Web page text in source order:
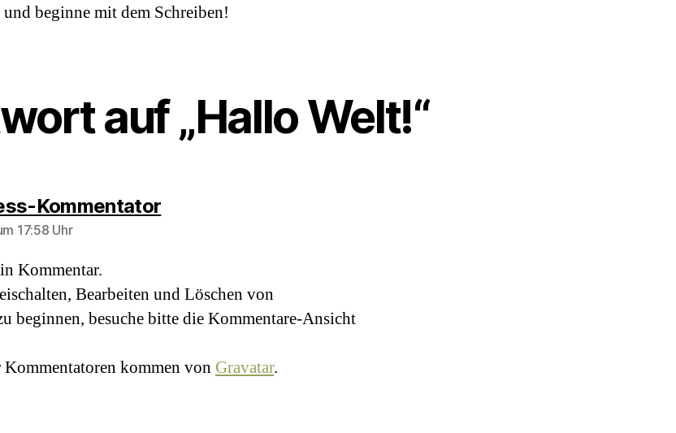
beginne mit dem Schreiben!
auf „Hallo Welt!“
Kommentator
17:58 Uhr
Kommentar.
Bearbeiten und Löschen von
beginnen, besuche bitte die Kommentare-Ansicht
Kommentatoren kommen von Gravatar.